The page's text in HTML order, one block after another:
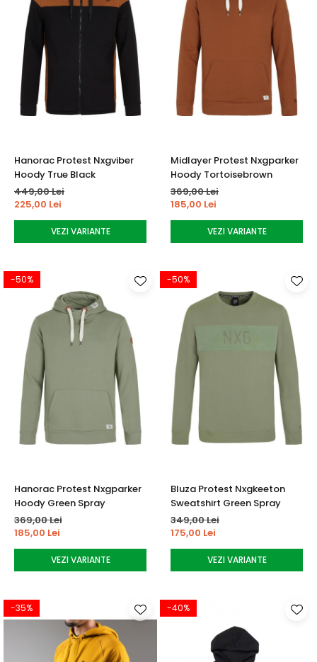
Hanorac Protest Nxgviber
Hoody True Black
449,00 Lei
225,00 Lei
VEZI VARIANTE
Midlayer Protest Nxgparker
Hoody Tortoisebrown
369,00 Lei
185,00 Lei
VEZI VARIANTE
-50%
Hanorac Protest Nxgparker
Hoody Green Spray
369,00 Lei
185,00 Lei
VEZI VARIANTE
-50%
Bluza Protest Nxgkeeton
Sweatshirt Green Spray
349,00 Lei
175,00 Lei
VEZI VARIANTE
-35% -40%